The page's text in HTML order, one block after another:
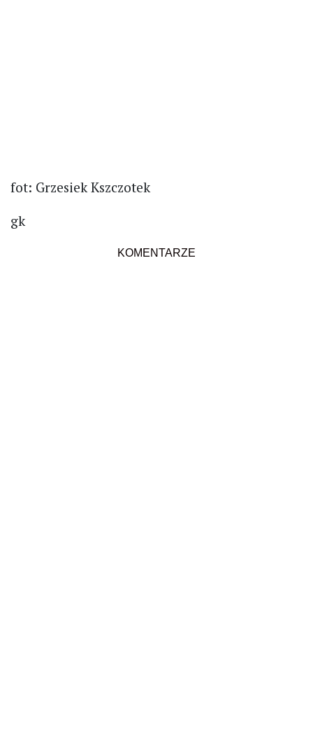
fot: Grzesiek Kszczotek
gk
KOMENTARZE